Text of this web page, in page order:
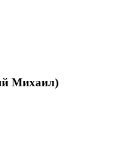
Михаил)